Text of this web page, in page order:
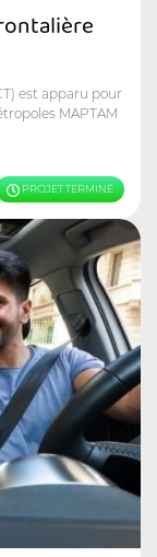
est apparu pour
MAPTAM
PROJET TERMINÉ